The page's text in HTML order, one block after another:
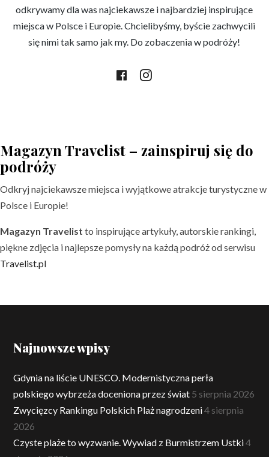
odkrywamy dla was najciekawsze i najbardziej inspirujące
miejsca w Polsce i Europie. Chcielibyśmy, byście zachwycili
się nimi tak samo jak my. Do zobaczenia w podróży!
Magazyn Travelist – zainspiruj się do
podróży
Odkryj najciekawsze miejsca i wyjątkowe atrakcje turystyczne w
Polsce i Europie!
Magazyn Travelist to inspirujące artykuły, autorskie rankingi,
piękne zdjęcia i najlepsze pomysły na każdą podróż od serwisu
Travelist.pl
Najnowsze wpisy
Gdynia na liście UNESCO. Modernistyczna perła
polskiego wybrzeża doceniona przez świat 5 sierpnia 2026
Zwycięzcy Rankingu Polskich Plaż nagrodzeni4 sierpnia
2026
Czyste plaże to wyzwanie. Wywiad z Burmistrzem Ustki4